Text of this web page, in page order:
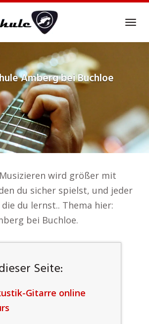
Amberg bei Buchloe
wird größer mit
du sicher spielst, und jeder
du lernst.. Thema hier:
bei Buchloe.
Seite:
Gitarre online